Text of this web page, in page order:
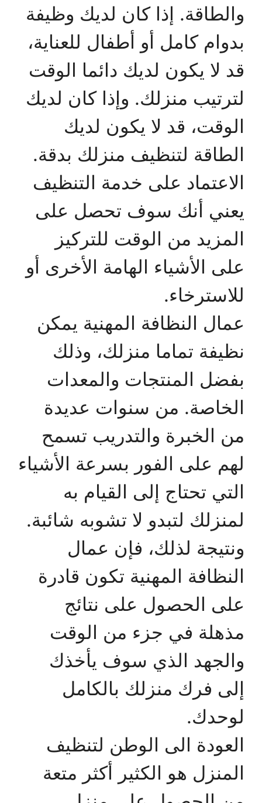
والطاقة. إذا كان لديك وظيفة
بدوام كامل أو أطفال للعناية،
قد لا يكون لديك دائما الوقت
لترتيب منزلك. وإذا كان لديك
الوقت، قد لا يكون لديك
الطاقة لتنظيف منزلك بدقة.
الاعتماد على خدمة التنظيف
يعني أنك سوف تحصل على
المزيد من الوقت للتركيز
على الأشياء الهامة الأخرى أو
للاسترخاء.
عمال النظافة المهنية يمكن
نظيفة تماما منزلك، وذلك
بفضل المنتجات والمعدات
الخاصة. من سنوات عديدة
من الخبرة والتدريب تسمح
لهم على الفور بسرعة الأشياء
التي تحتاج إلى القيام به
لمنزلك لتبدو لا تشوبه شائبة.
ونتيجة لذلك، فإن عمال
النظافة المهنية تكون قادرة
على الحصول على نتائج
مذهلة في جزء من الوقت
والجهد الذي سوف يأخذك
إلى فرك منزلك بالكامل
لوحدك.
العودة الى الوطن لتنظيف
المنزل هو الكثير أكثر متعة